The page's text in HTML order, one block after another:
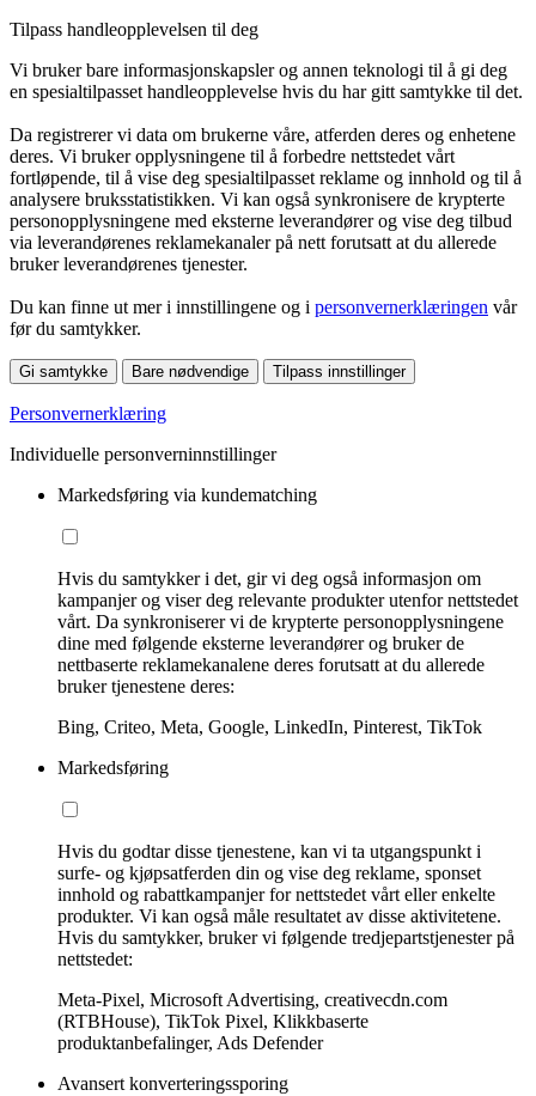
Tilpass handleopplevelsen til deg
Vi bruker bare informasjonskapsler og annen teknologi til å gi deg
en spesialtilpasset handleopplevelse hvis du har gitt samtykke til det.
Da registrerer vi data om brukerne våre, atferden deres og enhetene
deres. Vi bruker opplysningene til å forbedre nettstedet vårt
fortløpende, til å vise deg spesialtilpasset reklame og innhold og til å
analysere bruksstatistikken. Vi kan også synkronisere de krypterte
personopplysningene med eksterne leverandører og vise deg tilbud
via leverandørenes reklamekanaler på nett forutsatt at du allerede
bruker leverandørenes tjenester.
Du kan finne ut mer i innstillingene og i personvernerklæringen vår
før du samtykker.
Gi samtykke Bare nødvendige Tilpass innstillinger
Personvernerklæring
Individuelle personverninnstillinger
Markedsføring via kundematching
Hvis du samtykker i det, gir vi deg også informasjon om
kampanjer og viser deg relevante produkter utenfor nettstedet
vårt. Da synkroniserer vi de krypterte personopplysningene
dine med følgende eksterne leverandører og bruker de
nettbaserte reklamekanalene deres forutsatt at du allerede
bruker tjenestene deres:
Bing, Criteo, Meta, Google, LinkedIn, Pinterest, TikTok
Markedsføring
Hvis du godtar disse tjenestene, kan vi ta utgangspunkt i
surfe- og kjøpsatferden din og vise deg reklame, sponset
innhold og rabattkampanjer for nettstedet vårt eller enkelte
produkter. Vi kan også måle resultatet av disse aktivitetene.
Hvis du samtykker, bruker vi følgende tredjepartstjenester på
nettstedet:
Meta-Pixel, Microsoft Advertising, creativecdn.com
(RTBHouse), TikTok Pixel, Klikkbaserte
produktanbefalinger, Ads Defender
Avansert konverteringssporing